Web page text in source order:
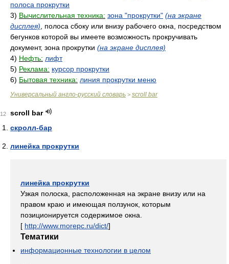
полоса прокрутки
3) Вычислительная техника: зона "прокрутки" (на экране
дисплея) , полоса сбоку или внизу рабочего окна, посредством
бегунков которой вы имеете возможность прокручивать
документ, зона прокрутки (на экране дисплея)
4) Нефть: лифт
5) Реклама: курсор прокрутки
6) Бытовая техника: линия прокрутки меню
Универсальный англо-русский словарь > scroll bar
12
scroll bar
скролл-бар
линейка прокрутки
линейка прокрутки
Узкая полоска, расположенная на экране внизу или на
правом краю и имеющая ползунок, которым
позиционируется содержимое окна.
[ http://www.morepc.ru/dict/]
Тематики
информационные технологии в целом